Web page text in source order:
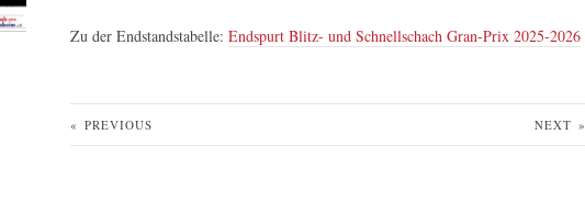
Zu der Endstandstabelle: Endspurt Blitz- und Schnellschach Gran-Prix 2025-2026
« PREVIOUS NEXT »